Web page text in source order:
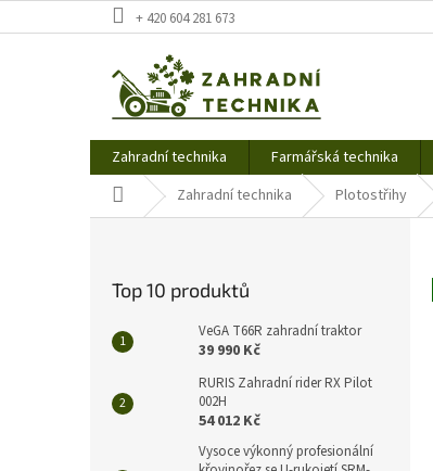
na
+ 420 604 281 673
Zahradní technika Farmářská technika
Domů Zahradní technika Plotostřihy
Top 10 produktů
VeGA T66R zahradní traktor
39 990 Kč
RURIS Zahradní rider RX Pilot
002H
54 012 Kč
Vysoce výkonný profesionální